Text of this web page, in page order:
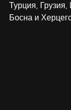
Турция,
Босна и